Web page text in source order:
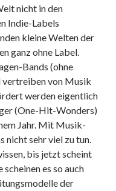
nicht in den
Indie-Labels
kleine Welten der
ganz ohne Label.
Bands (ohne
von Musik
werden eigentlich
(One-Hit-Wonders)
Jahr. Mit Musik-
nicht sehr viel zu tun.
bis jetzt scheint
scheinen es so auch
der